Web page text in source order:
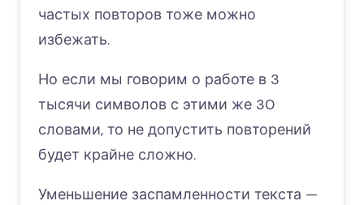
частых повторов тоже можно
избежать.
Но если мы говорим о работе в 3
тысячи символов с этими же 30
словами, то не допустить повторений
будет крайне сложно.
Уменьшение заспамленности текста —